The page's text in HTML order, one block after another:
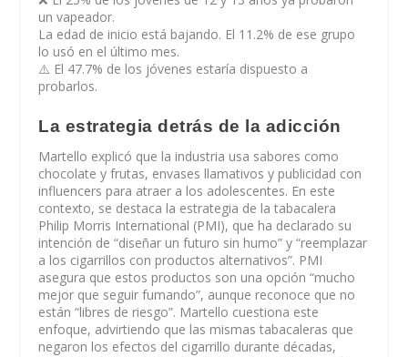
un vapeador.
La edad de inicio está bajando. El 11.2% de ese grupo
lo usó en el último mes.
⚠️ El 47.7% de los jóvenes estaría dispuesto a
probarlos.
La estrategia detrás de la adicción
Martello explicó que la industria usa sabores como
chocolate y frutas, envases llamativos y publicidad con
influencers para atraer a los adolescentes. En este
contexto, se destaca la estrategia de la tabacalera
Philip Morris International (PMI), que ha declarado su
intención de “diseñar un futuro sin humo” y “reemplazar
a los cigarrillos con productos alternativos”. PMI
asegura que estos productos son una opción “mucho
mejor que seguir fumando”, aunque reconoce que no
están “libres de riesgo”. Martello cuestiona este
enfoque, advirtiendo que las mismas tabacaleras que
negaron los efectos del cigarrillo durante décadas,